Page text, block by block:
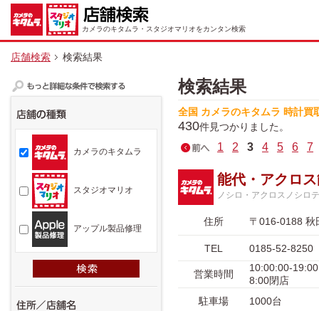
カメラのキタムラ・スタジオマリオをカンタン検索
店舗検索 検索結果
検索結果
全国 カメラのキタムラ 時計買
430件見つかりました。
1 2 3 4 5 6 7
能代・アクロ
ノシロ・アクロスノシロ
住所 〒016-0188 秋
TEL 0185-52-8250
営業時間
10:00:00-
8:00閉店
駐車場
1000台
カメラのキタムラ
スタジオマリオ
アップル製品修理